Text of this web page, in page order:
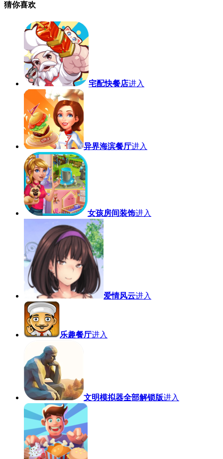
猜你喜欢
宅配快餐店进入
异界海滨餐厅进入
女孩房间装饰进入
爱情风云进入
乐趣餐厅进入
文明模拟器全部解锁版进入